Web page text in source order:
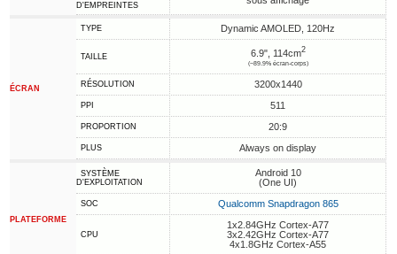
D'EMPREINTES
ÉCRAN
TYPE Dynamic AMOLED, 120Hz
TAILLE 6.9", 114cm2
(~89.9% écran-corps)
RÉSOLUTION 3200x1440
PPI 511
PROPORTION 20:9
PLUS Always on display
PLATEFORME
SYSTÈME
D'EXPLOITATION
Android 10
(One UI)
SOC Qualcomm Snapdragon 865
CPU
1x2.84GHz Cortex-A77
3x2.42GHz Cortex-A77
4x1.8GHz Cortex-A55